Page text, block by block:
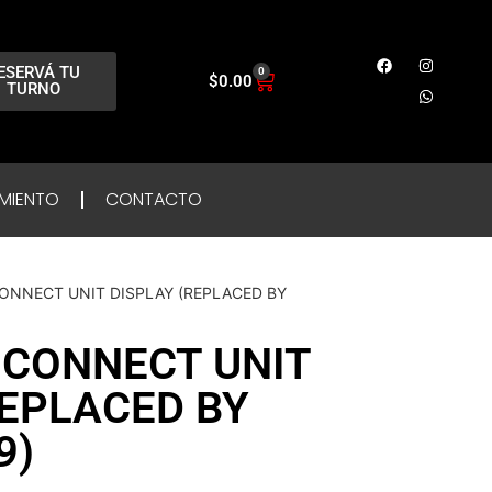
TU
TURNO
$0.00 0
CONTACTO
UNIT DISPLAY (REPLACED BY
UNIT
BY